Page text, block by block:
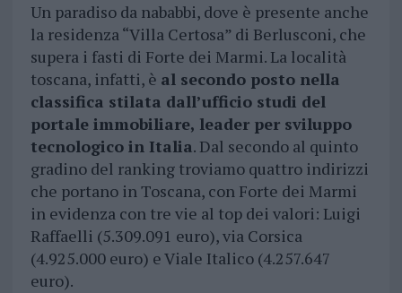
Un paradiso da nababbi, dove è presente anche
la residenza “Villa Certosa” di Berlusconi, che
supera i fasti di Forte dei Marmi. La località
toscana, infatti, è al secondo posto nella
classifica stilata dall’ufficio studi del
portale immobiliare, leader per sviluppo
tecnologico in Italia. Dal secondo al quinto
gradino del ranking troviamo quattro indirizzi
che portano in Toscana, con Forte dei Marmi
in evidenza con tre vie al top dei valori: Luigi
Raffaelli (5.309.091 euro), via Corsica
(4.925.000 euro) e Viale Italico (4.257.647
euro).